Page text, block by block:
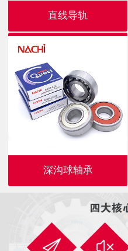
直线导轨
深沟球轴承